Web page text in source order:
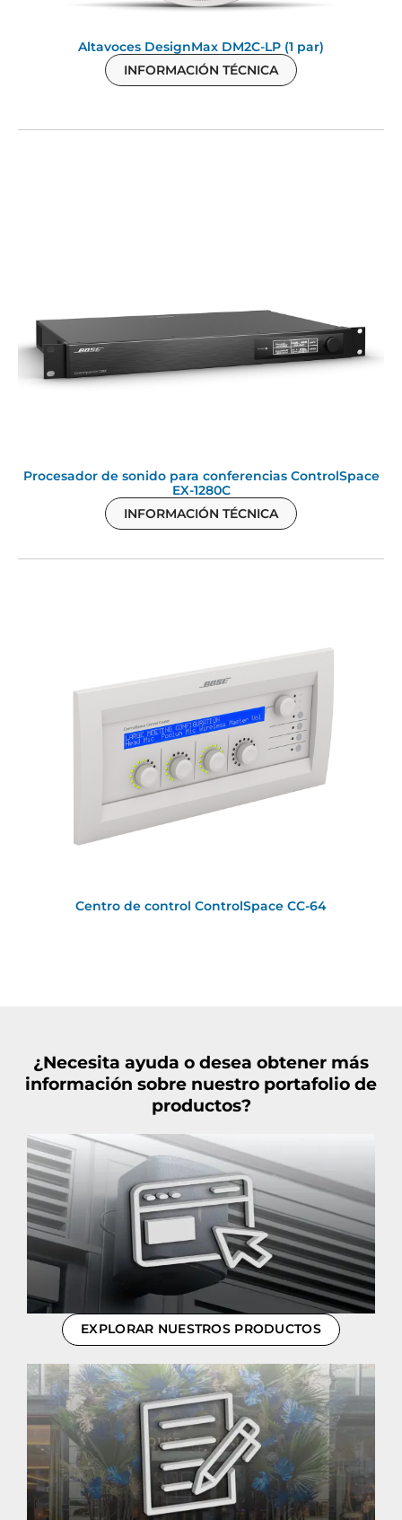
Altavoces DesignMax DM2C-LP (1 par)
INFORMACIÓN TÉCNICA
Procesador de sonido para conferencias ControlSpace
EX-1280C
INFORMACIÓN TÉCNICA
Centro de control ControlSpace CC-64
¿Necesita ayuda o desea obtener más
información sobre nuestro portafolio de
productos?
EXPLORAR NUESTROS PRODUCTOS